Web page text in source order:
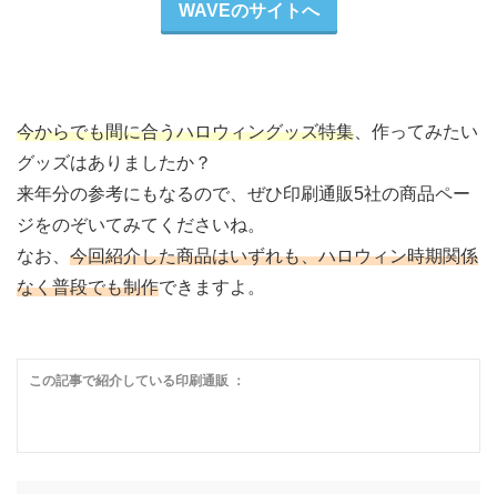
WAVEのサイトへ
今からでも間に合うハロウィングッズ特集 、作ってみたい
グッズはありましたか？
来年分の参考にもなるので、ぜひ印刷通販5社の商品ペー
ジをのぞいてみてくださいね。
なお、 今回紹介した商品はいずれも、ハロウィン時期関係
なく普段でも制作できますよ。
この記事で紹介している印刷通販 ：